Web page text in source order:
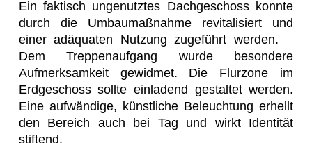
Ein faktisch ungenutztes Dachgeschoss konnte
durch die Umbaumaßnahme revitalisiert und
einer adäquaten Nutzung zugeführt werden.
Dem Treppenaufgang wurde besondere
Aufmerksamkeit gewidmet. Die Flurzone im
Erdgeschoss sollte einladend gestaltet werden.
Eine aufwändige, künstliche Beleuchtung erhellt
den Bereich auch bei Tag und wirkt Identität
stiftend.